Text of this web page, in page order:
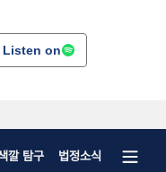
Listen on
깔 탐구 법정소식